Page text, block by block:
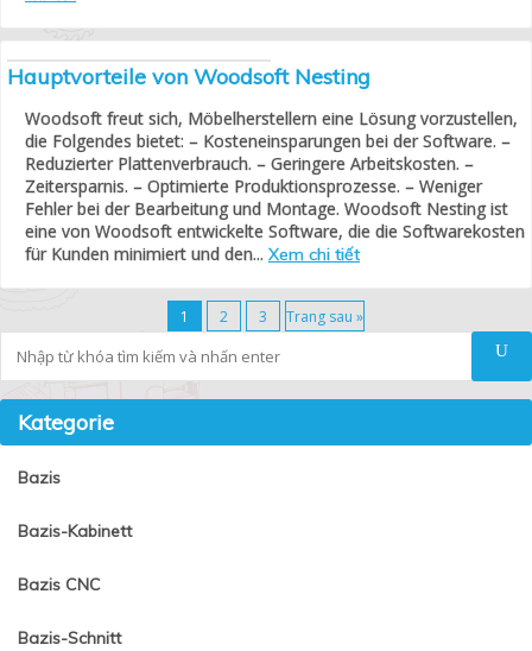
Hauptvorteile von Woodsoft Nesting
Woodsoft freut sich, Möbelherstellern eine Lösung vorzustellen,
die Folgendes bietet: – Kosteneinsparungen bei der Software. –
Reduzierter Plattenverbrauch. – Geringere Arbeitskosten. –
Zeitersparnis. – Optimierte Produktionsprozesse. – Weniger
Fehler bei der Bearbeitung und Montage. Woodsoft Nesting ist
eine von Woodsoft entwickelte Software, die die Softwarekosten
für Kunden minimiert und den... Xem chi tiết
1 2 3 Trang sau »
Kategorie
Bazis
Bazis-Kabinett
Bazis CNC
Bazis-Schnitt